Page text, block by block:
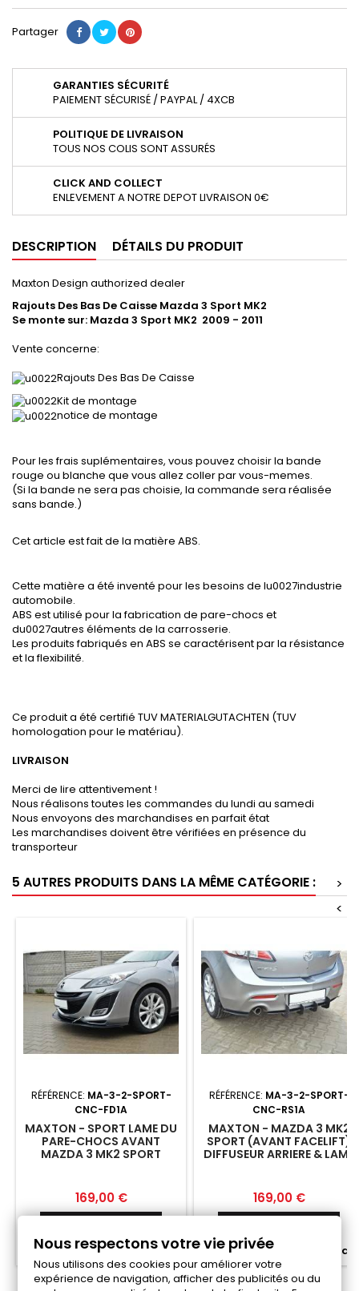
Partager
GARANTIES SÉCURITÉ
PAIEMENT SÉCURISÉ / PAYPAL / 4XCB
POLITIQUE DE LIVRAISON
TOUS NOS COLIS SONT ASSURÉS
CLICK AND COLLECT
ENLEVEMENT A NOTRE DEPOT LIVRAISON 0€
DESCRIPTION DÉTAILS DU PRODUIT
Maxton Design authorized dealer
Rajouts Des Bas De Caisse Mazda 3 Sport MK2
Se monte sur: Mazda 3 Sport MK2 2009 - 2011
Vente concerne:
Rajouts Des Bas De Caisse
Kit de montage
notice de montage
Pour les frais suplémentaires, vous pouvez choisir la bande
rouge ou blanche que vous allez coller par vous-memes.
(Si la bande ne sera pas choisie, la commande sera réalisée
sans bande.)
Cet article est fait de la matière ABS.
Cette matière a été inventé pour les besoins de lu0027industrie
automobile.
ABS est utilisé pour la fabrication de pare-chocs et
du0027autres éléments de la carrosserie.
Les produits fabriqués en ABS se caractérisent par la résistance
et la flexibilité.
Ce produit a été certifié TUV MATERIALGUTACHTEN (TUV
homologation pour le matériau).
LIVRAISON
Merci de lire attentivement !
Nous réalisons toutes les commandes du lundi au samedi
Nous envoyons des marchandises en parfait état
Les marchandises doivent être vérifiées en présence du
transporteur
5 AUTRES PRODUITS DANS LA MÊME CATÉGORIE :
>
<
RÉFÉRENCE: MA-3-2-SPORT-
CNC-FD1A
MAXTON - SPORT LAME DU
PARE-CHOCS AVANT
MAZDA 3 MK2 SPORT
Prix
169,00 €
Fabriqué a la commande
RÉFÉRENCE: MA-3-2-SPORT-
CNC-RS1A
MAXTON - MAZDA 3 MK2
SPORT (AVANT FACELIFT)
DIFFUSEUR ARRIERE & LAME
Prix
169,00 €
Fabriqué a la commande
Nous respectons votre vie privée
Nous utilisons des cookies pour améliorer votre
expérience de navigation, afficher des publicités ou du